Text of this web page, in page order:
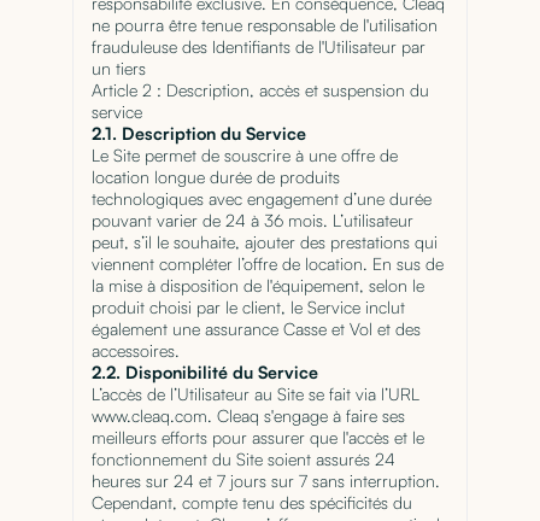
ne pourra être tenue responsable de l'utilisation
frauduleuse des Identifiants de l'Utilisateur par
un tiers
Article 2 : Description, accès et suspension du
service
2.1. Description du Service
Le Site permet de souscrire à une offre de
location longue durée de produits
technologiques avec engagement d’une durée
pouvant varier de 24 à 36 mois. L’utilisateur
peut, s’il le souhaite, ajouter des prestations qui
viennent compléter l’offre de location. En sus de
la mise à disposition de l'équipement, selon le
produit choisi par le client, le Service inclut
également une assurance Casse et Vol et des
accessoires.
2.2. Disponibilité du Service
L’accès de l’Utilisateur au Site se fait via l’URL
www.cleaq.com. Cleaq s'engage à faire ses
meilleurs efforts pour assurer que l'accès et le
fonctionnement du Site soient assurés 24
heures sur 24 et 7 jours sur 7 sans interruption.
Cependant, compte tenu des spécificités du